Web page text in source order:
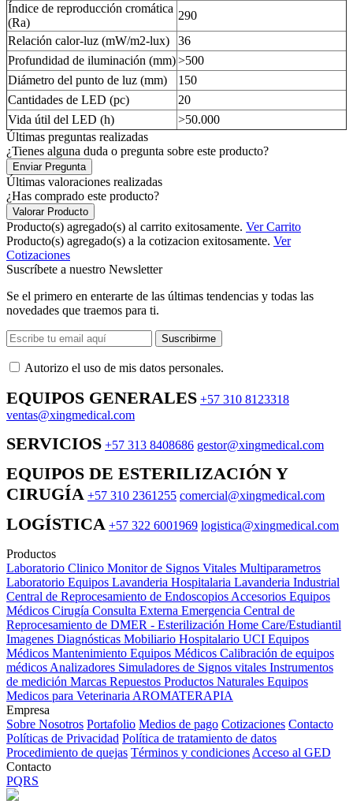
Índice de reproducción cromática
(Ra)
290
Relación calor-luz (mW/m2-lux)
36
Profundidad de iluminación (mm)>500
Diámetro del punto de luz (mm)
150
Cantidades de LED (pc)
20
Vida útil del LED (h)
>50.000
Últimas preguntas realizadas
¿Tienes alguna duda o pregunta sobre este producto?
Enviar Pregunta
Últimas valoraciones realizadas
¿Has comprado este producto?
Valorar Producto
Producto(s) agregado(s) al carrito exitosamente. Ver Carrito
Producto(s) agregado(s) a la cotizacion exitosamente. Ver
Cotizaciones
Suscríbete a nuestro Newsletter
Se el primero en enterarte de las últimas tendencias y todas las
novedades que traemos para ti.
Suscribirme
Autorizo ​​el uso de mis datos personales.
EQUIPOS GENERALES +57 310 8123318
ventas@xingmedical.com
SERVICIOS +57 313 8408686 gestor@xingmedical.com
EQUIPOS DE ESTERILIZACIÓN Y
CIRUGÍA +57 310 2361255 comercial@xingmedical.com
LOGÍSTICA +57 322 6001969 logistica@xingmedical.com
Productos
Laboratorio Clinico Monitor de Signos Vitales Multiparametros
Laboratorio Equipos Lavanderia Hospitalaria Lavanderia Industrial
Central de Reprocesamiento de Endoscopios Accesorios Equipos
Médicos Cirugía Consulta Externa Emergencia Central de
Reprocesamiento de DMER - Esterilización Home Care/Estudiantil
Imagenes Diagnósticas Mobiliario Hospitalario UCI Equipos
Médicos Mantenimiento Equipos Médicos Calibración de equipos
médicos Analizadores Simuladores de Signos vitales Instrumentos
de medición Marcas Repuestos Productos Naturales Equipos
Medicos para Veterinaria AROMATERAPIA
Empresa
Sobre Nosotros Portafolio Medios de pago Cotizaciones Contacto
Políticas de Privacidad Política de tratamiento de datos
Procedimiento de quejas Términos y condiciones Acceso al GED
Contacto
PQRS